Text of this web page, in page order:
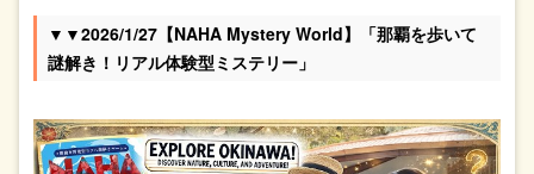
▼▼2026/1/27【NAHA Mystery World】「那覇を歩いて
謎解き！リアル体験型ミステリー」